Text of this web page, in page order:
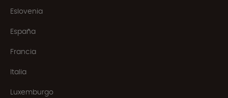
Eslovenia
España
Francia
Italia
Luxemburgo